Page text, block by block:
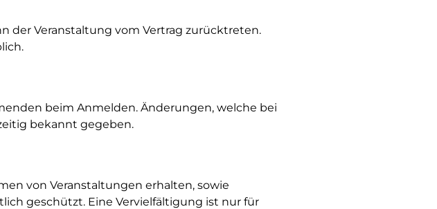
der Veranstaltung vom Vertrag zurücktreten.
beim Anmelden. Änderungen, welche bei
bekannt gegeben.
von Veranstaltungen erhalten, sowie
geschützt. Eine Vervielfältigung ist nur für